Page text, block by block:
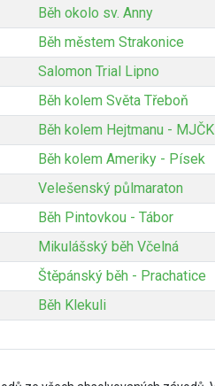
Běh okolo sv. Anny
Běh městem Strakonice
Salomon Trial Lipno
Běh kolem Světa Třeboň
Běh kolem Hejtmanu - MJČK
Běh kolem Ameriky - Písek
Velešenský půlmaraton
Běh Pintovkou - Tábor
Mikulášský běh Včelná
Štěpánský běh - Prachatice
Běh Klekuli